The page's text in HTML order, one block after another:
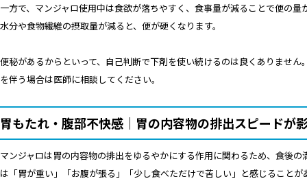
一方で、マンジャロ使用中は食欲が落ちやすく、食事量が減ることで便の
水分や食物繊維の摂取量が減ると、便が硬くなります。
便秘があるからといって、自己判断で下剤を使い続けるのは良くありませ
を伴う場合は医師に相談してください。
胃もたれ・腹部不快感｜胃の内容物の排出スピードが
マンジャロは胃の内容物の排出をゆるやかにする作用に関わるため、食後
は「胃が重い」「お腹が張る」「少し食べただけで苦しい」と感じることが